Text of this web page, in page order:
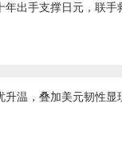
年出手支撑日元，联手
温，叠加美元韧性